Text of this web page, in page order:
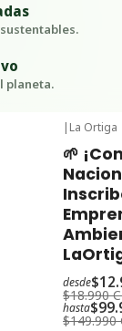
planeta.
| La Ortiga
🌱
desde
$18.990
hasta
$149.990